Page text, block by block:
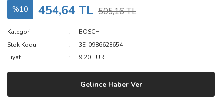
%10 454,64 TL 505,16 TL
Kategori
BOSCH
Stok Kodu
3E-0986628654
Fiyat
9,20 EUR
Gelince Haber Ver